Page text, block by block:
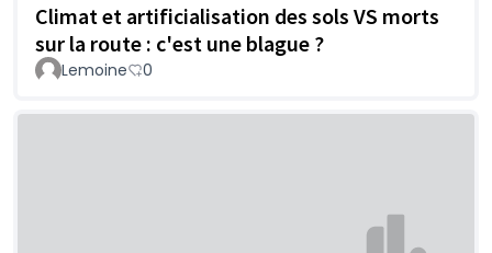
Climat et artificialisation des sols VS morts
sur la route : c'est une blague ?
Lemoine 0